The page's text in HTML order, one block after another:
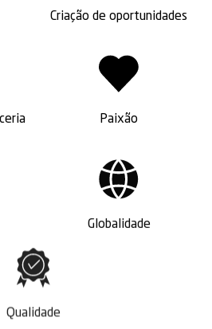
Criação de oportunidades
Paixão
Globalidade